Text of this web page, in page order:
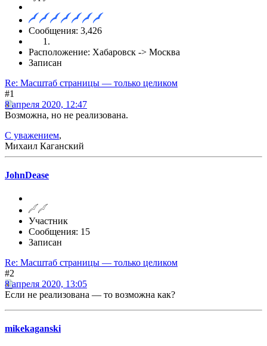
Сообщения: 3,426
Расположение: Хабаровск -> Москва
Записан
Re: Масштаб страницы — только целиком
#1
8 апреля 2020, 12:47
Возможна, но не реализована.
С уважением,
Михаил Каганский
JohnDease
Участник
Сообщения: 15
Записан
Re: Масштаб страницы — только целиком
#2
8 апреля 2020, 13:05
Если не реализована — то возможна как?
mikekaganski